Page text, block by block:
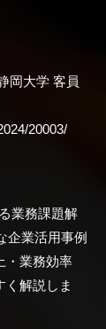
岡大学 客員
20003/
業務課題解
企業活用事例
・業務効率
く解説しま